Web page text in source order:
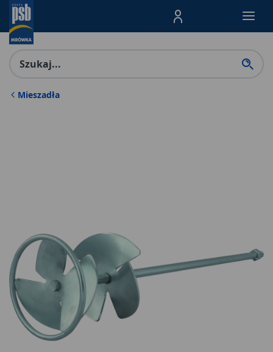
Menu Produktów,
Mieszadła